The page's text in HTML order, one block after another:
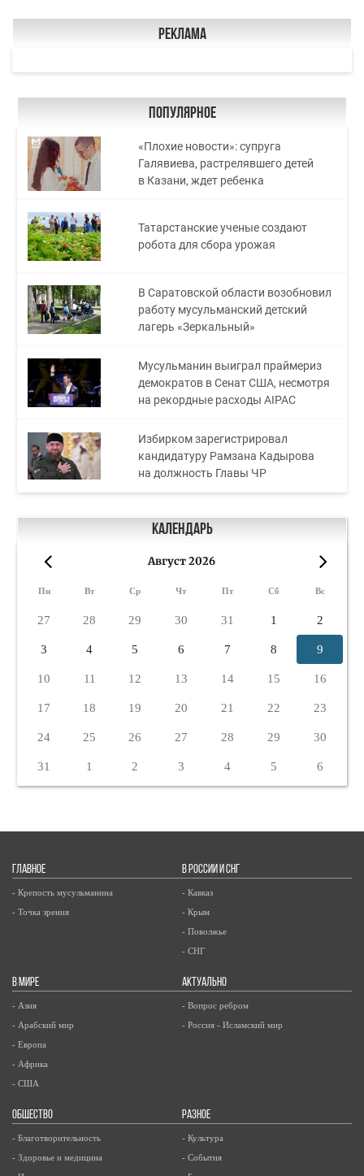
Реклама
Популярное
«Плохие новости»: супруга
Галявиева, растрелявшего детей
в Казани, ждет ребенка
Татарстанские ученые создают
робота для сбора урожая
В Саратовской области возобновил
работу мусульманский детский
лагерь «Зеркальный»
Мусульманин выиграл праймериз
демократов в Сенат США, несмотря
на рекордные расходы AIPAC
Избирком зарегистрировал
кандидатуру Рамзана Кадырова
на должность Главы ЧР
Календарь
Август 2026
Пн Вт Ср Чт Пт Сб Вс
27 28 29 30 31 1 2
3 4 5 6 7 8 9
10 11 12 13 14 15 16
17 18 19 20 21 22 23
24 25 26 27 28 29 30
31 1 2 3 4 5 6
ГЛАВНОЕ
- Крепость мусульманина
- Точка зрения
В РОССИИ И СНГ
- Кавказ
- Крым
- Поволжье
- СНГ
В МИРЕ
- Азия
- Арабский мир
- Европа
- Африка
- США
АКТУАЛЬНО
- Вопрос ребром
- Россия - Исламский мир
ОБЩЕСТВО
- Благотворительность
- Здоровье и медицина
РАЗНОЕ
- Культура
- События